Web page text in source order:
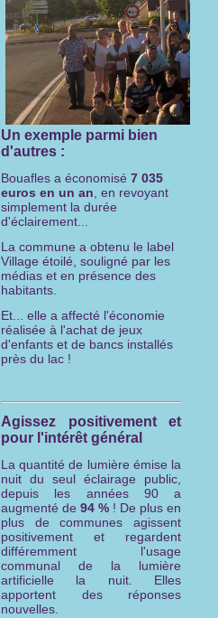
Un exemple parmi bien
d'autres :
Bouafles a économisé 7 035
euros en un an, en revoyant
simplement la durée
d'éclairement...
La commune a obtenu le label
Village étoilé, souligné par les
médias et en présence des
habitants.
Et... elle a affecté l'économie
réalisée à l'achat de jeux
d'enfants et de bancs installés
près du lac !
Agissez positivement et
pour l'intérêt général
La quantité de lumière émise la
nuit du seul éclairage public,
depuis les années 90 a
augmenté de 94 % ! De plus en
plus de communes agissent
positivement et regardent
différemment l'usage
communal de la lumière
artificielle la nuit. Elles
apportent des réponses
nouvelles.